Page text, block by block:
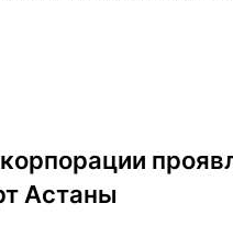
Астаны